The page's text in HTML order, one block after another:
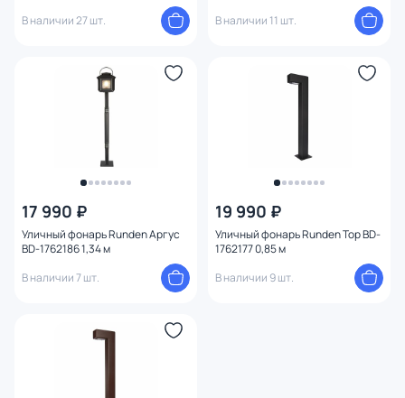
В наличии 27 шт.
В наличии 11 шт.
17 990 ₽
Уличный фонарь Runden Аргус
BD-1762186 1,34 м
В наличии 7 шт.
19 990 ₽
Уличный фонарь Runden Тор BD-
1762177 0,85 м
В наличии 9 шт.